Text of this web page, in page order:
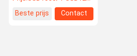
Beste prijs
Contact